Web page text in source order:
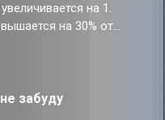
на 1.
на 30% от
забуду